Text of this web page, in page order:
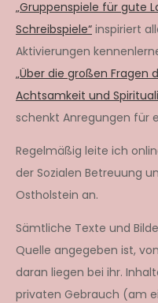
„Gruppenspiele für gute
Schreibspiele“ inspiriert
Aktivierungen
„Über die großen Fragen
Achtsamkeit und
schenkt Anregungen für
Regelmäßig leite ich
der Sozialen Betreuung
Ostholstein an.
Sämtliche Texte und
Quelle angegeben ist,
daran liegen bei ihr.
privaten Gebrauch (am